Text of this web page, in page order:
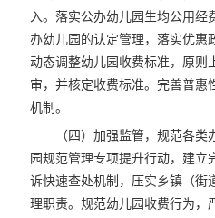
入。落实公办幼儿园生均公用经
办幼儿园的认定管理，落实优惠
动态调整幼儿园收费标准，原则
审，并核定收费标准。完善普惠
机制。
（四）加强监管，规范各
园规范管理专项提升行动，建立
诉快速查处机制，压实乡镇（街
理职责。规范幼儿园收费行为，